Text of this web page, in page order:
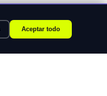
Aceptar todo